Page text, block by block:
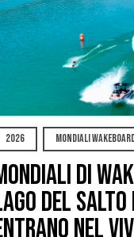
2026 MONDIALI
di
del
nel